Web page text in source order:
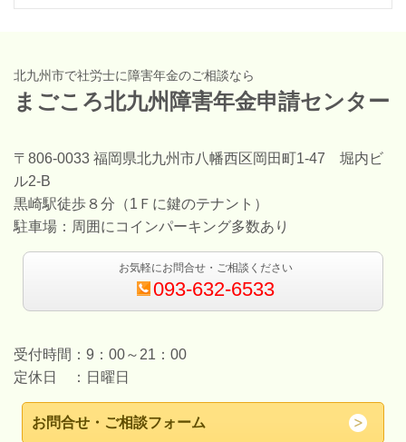
北九州市で社労士に障害年金のご相談なら
まごころ北九州障害年金申請センター
〒806-0033 福岡県北九州市八幡西区岡田町1-47 堀内ビ
ル2-B
黒崎駅徒歩８分（1Ｆに鍵のテナント）
駐車場：周囲にコインパーキング多数あり
お気軽にお問合せ・ご相談ください
093-632-6533
受付時間：9：00～21：00
定休日 ：日曜日
お問合せ・ご相談フォーム